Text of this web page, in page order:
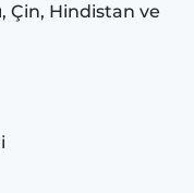
Çin, Hindistan ve